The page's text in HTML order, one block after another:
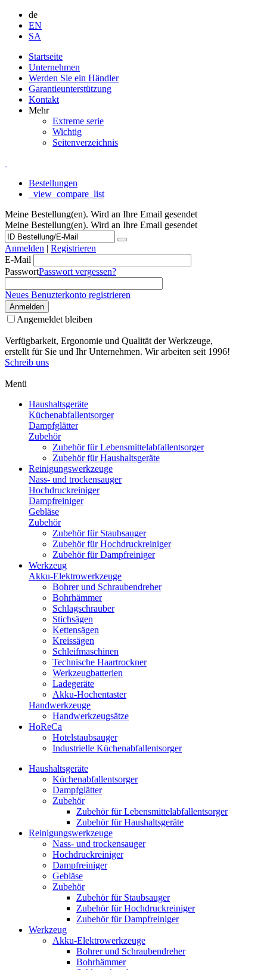
de
EN
SA
Startseite
Unternehmen
Werden Sie ein Händler
Garantieunterstützung
Kontakt
Mehr
Extreme serie
Wichtig
Seitenverzeichnis
Bestellungen
_view_compare_list
Meine Bestellung(en). Wird an Ihre Email gesendet
Meine Bestellung(en). Wird an Ihre Email gesendet
Anmelden | Registrieren
E-Mail
PasswortPasswort vergessen?
Neues Benuzterkonto registrieren
Anmelden
Angemeldet bleiben
Verfügbarkeit, Ergonomie und Qualität der Werkzeuge,
erstellt für Sie und Ihr Unternehmen. Wir arbeiten seit 1996!
Schreib uns
Menü
Haushaltsgeräte
Küchenabfallentsorger
Dampfglätter
Zubehör
Zubehör für Lebensmittelabfallentsorger
Zubehör für Haushaltsgeräte
Reinigungswerkzeuge
Nass- und trockensauger
Hochdruckreiniger
Dampfreiniger
Gebläse
Zubehör
Zubehör für Staubsauger
Zubehör für Hochdruckreiniger
Zubehör für Dampfreiniger
Werkzeug
Akku-Elektrowerkzeuge
Bohrer und Schraubendreher
Bohrhämmer
Schlagschrauber
Stichsägen
Kettensägen
Kreissägen
Schleifmaschinen
Technische Haartrockner
Werkzeugbatterien
Ladegeräte
Akku-Hochentaster
Handwerkzeuge
Handwerkzeugsätze
HoReCa
Hotelstaubsauger
Industrielle Küchenabfallentsorger
Haushaltsgeräte
Küchenabfallentsorger
Dampfglätter
Zubehör
Zubehör für Lebensmittelabfallentsorger
Zubehör für Haushaltsgeräte
Reinigungswerkzeuge
Nass- und trockensauger
Hochdruckreiniger
Dampfreiniger
Gebläse
Zubehör
Zubehör für Staubsauger
Zubehör für Hochdruckreiniger
Zubehör für Dampfreiniger
Werkzeug
Akku-Elektrowerkzeuge
Bohrer und Schraubendreher
Bohrhämmer